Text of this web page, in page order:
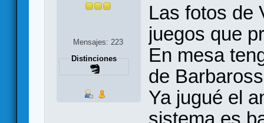
Mensajes: 223
Distinciones
Las fotos de
juegos que
En mesa
de
Ya jugué el
sistema es